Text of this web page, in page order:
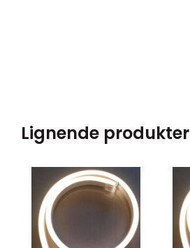
Lignende produkter